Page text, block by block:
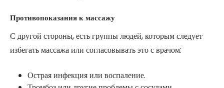
Противопоказания к массажу
С другой стороны, есть группы людей, которым следует
избегать массажа или согласовывать это с врачом:
Острая инфекция или воспаление.